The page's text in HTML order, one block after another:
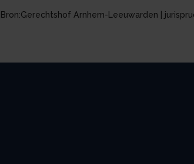
Bron:Gerechtshof Arnhem-Leeuwarden |